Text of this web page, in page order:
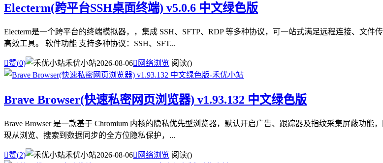
Electerm(跨平台SSH桌面终端) v5.0.6 中文绿色版
Electerm是一个跨平台的终端模拟器，，集成 SSH、SFTP、RDP 等多种协议，可一站式满足远程连接、文
高效工具。 软件功能 支持多种协议：SSH、SFT...
赞(0) 禾优小站2026-08-06 网络浏览 阅读()
Brave Browser(快速私密网页浏览器) v1.93.132 中文绿色版
Brave Browser 是一款基于 Chromium 内核的隐私优先型浏览器，默认开启广告、跟踪器及指纹采集屏蔽功
现从浏览、搜索到数据同步的全方位隐私保护，...
赞(2) 禾优小站2026-08-06 网络浏览 阅读()